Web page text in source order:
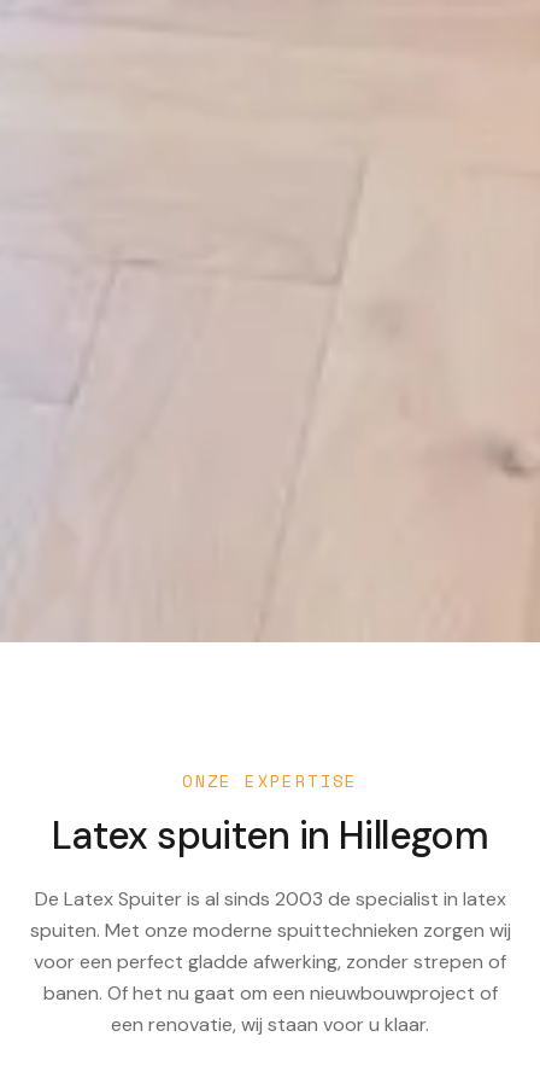
ONZE EXPERTISE
Latex spuiten in Hillegom
De Latex Spuiter is al sinds 2003 de specialist in latex
spuiten. Met onze moderne spuittechnieken zorgen wij
voor een perfect gladde afwerking, zonder strepen of
banen. Of het nu gaat om een nieuwbouwproject of
een renovatie, wij staan voor u klaar.